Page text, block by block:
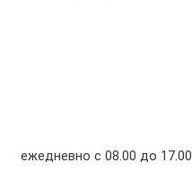
ежедневно с 08.00 до 17.00